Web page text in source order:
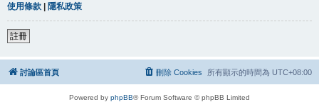
使用條款 | 隱私政策
註冊
討論區首頁 所有顯示的時間為 UTC+08:00
刪除 Cookies
Powered by phpBB® Forum Software © phpBB Limited